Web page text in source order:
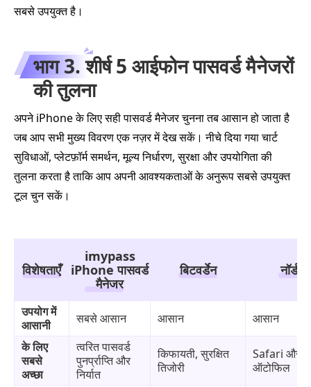
सबसे उपयुक्त है।
भाग 3. शीर्ष 5 आईफोन पासवर्ड मैनेजरों
की तुलना
अपने iPhone के लिए सही पासवर्ड मैनेजर चुनना तब आसान हो जाता है
जब आप सभी मुख्य विवरण एक नज़र में देख सकें। नीचे दिया गया चार्ट
सुविधाओं, प्लेटफ़ॉर्म समर्थन, मूल्य निर्धारण, सुरक्षा और उपयोगिता की
तुलना करता है ताकि आप अपनी आवश्यकताओं के अनुरूप सबसे उपयुक्त
टूल चुन सकें।
विशेषताएँ
imypass
iPhone पासवर्ड
मैनेजर
बिटवर्डेन
उपयोग में
आसानी
सबसे आसान आसान
आसान
के लिए
सबसे
अच्छा
त्वरित पासवर्ड
पुनर्प्राप्ति और
निर्यात
किफायती, सुरक्षित
तिजोरी
Safari और
ऑटोफिल